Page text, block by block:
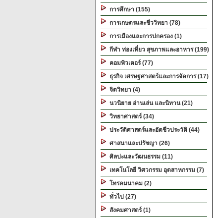
การศึกษา (155)
การเกษตรและชีววิทยา (78)
การเมืองและการปกครอง (1)
กีฬา ท่องเที่ยว สุขภาพและอาหาร (199)
คอมพิวเตอร์ (77)
ธุรกิจ เศรษฐศาสตร์และการจัดการ (17)
จิตวิทยา (4)
นวนิยาย อ่านเล่น และนิทาน (21)
วิทยาศาสตร์ (34)
ประวัติศาสตร์และอัตชีวประวัติ (44)
ศาสนาและปรัชญา (26)
ศิลปะและวัฒนธรรม (11)
เทคโนโลยี วิศวกรรม อุตสาหกรรม (7)
โทรคมนาคม (2)
ทั่วไป (27)
สังคมศาสตร์ (1)